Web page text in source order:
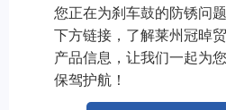
您正在为刹车鼓的防锈问
下方链接，了解莱州冠晫
产品信息，让我们一起为
保驾护航！